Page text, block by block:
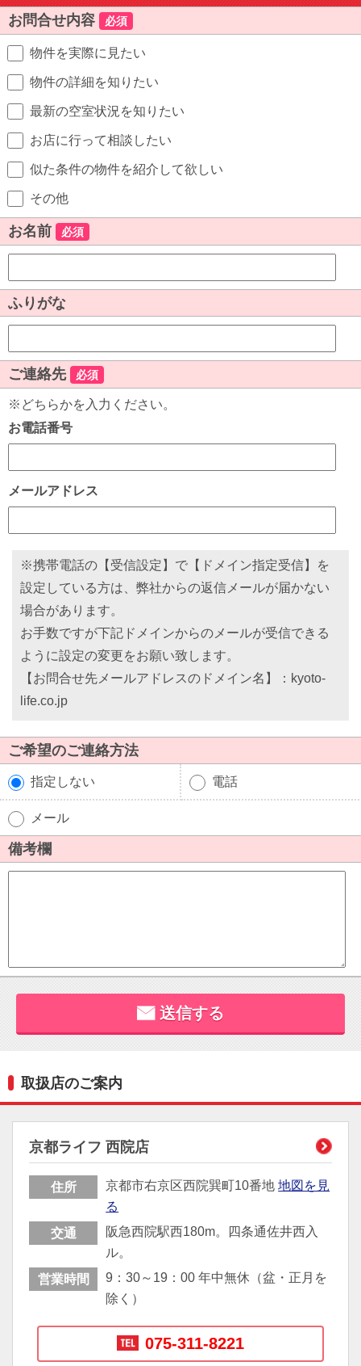
取扱店のご案内
京都ライフ 西院店
住所 京都市右京区西院巽町10番地地図を見
る
交通
阪急西院駅西180m。四条通佐井西入
ル。
営業時間
9：30～19：00 年中無休（盆・正月を
除く）
075-311-8221